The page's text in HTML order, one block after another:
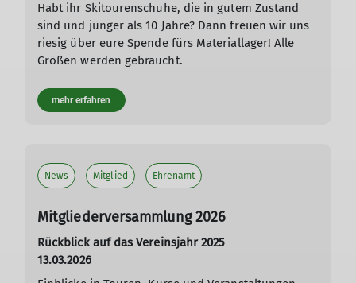
Habt ihr Skitourenschuhe, die in gutem Zustand
sind und jünger als 10 Jahre? Dann freuen wir uns
riesig über eure Spende fürs Materiallager! Alle
Größen werden gebraucht.
mehr erfahren
News Mitglied Ehrenamt
Mitgliederversammlung 2026
Rückblick auf das Vereinsjahr 2025
13.03.2026